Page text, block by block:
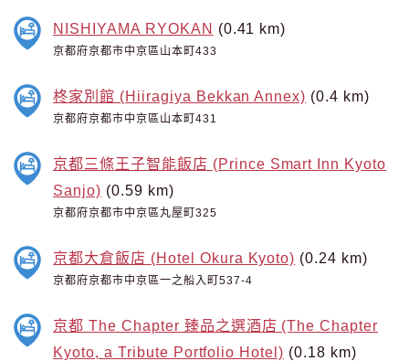
NISHIYAMA RYOKAN (0.41 km)
京都府京都市中京區山本町433
柊家別館 (Hiiragiya Bekkan Annex) (0.4 km)
京都府京都市中京區山本町431
京都三條王子智能飯店 (Prince Smart Inn Kyoto
Sanjo) (0.59 km)
京都府京都市中京區丸屋町325
京都大倉飯店 (Hotel Okura Kyoto) (0.24 km)
京都府京都市中京區一之船入町537-4
京都 The Chapter 臻品之選酒店 (The Chapter
Kyoto, a Tribute Portfolio Hotel) (0.18 km)